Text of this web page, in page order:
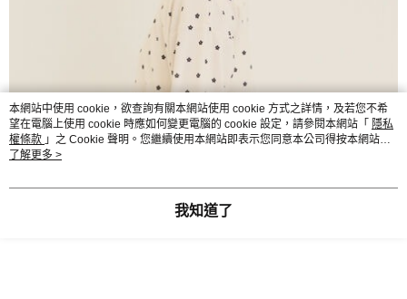
本網站中使用 cookie，欲查詢有關本網站使用 cookie 方式之詳情，及若您不希
望在電腦上使用 cookie 時應如何變更電腦的 cookie 設定，請參閱本網站「 隱私
權條款 」之 Cookie 聲明。您繼續使用本網站即表示您同意本公司得按本網站使
用條款之 Cookie 聲明使用 cookie。
了解更多 >
我知道了